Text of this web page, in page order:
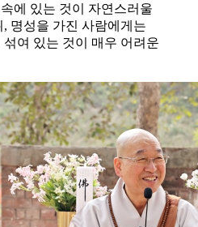
에 있는 것이 자연스러울
명성을 가진 사람에게는
여 있는 것이 매우 어려운